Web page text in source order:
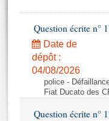
Projets de loi
Propositions de loi
Amendements
Textes adoptés
( Constitution |
Histoire
Juniors
Anciennes
Contacts et plan
Photos libres de
Question écrite n°
Date de
dépôt :
04/08/2026
police -
Fiat Ducato des
Question écrite n°